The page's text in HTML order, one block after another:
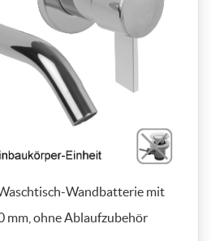
Wandbatterie mit
mm, ohne Ablaufzubehör